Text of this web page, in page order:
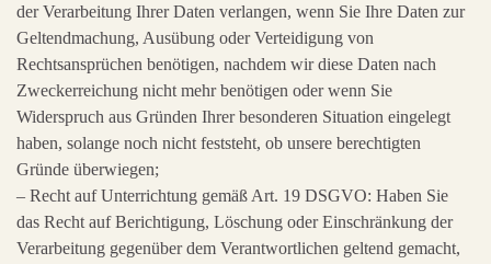
der Verarbeitung Ihrer Daten verlangen, wenn Sie Ihre Daten zur
Geltendmachung, Ausübung oder Verteidigung von
Rechtsansprüchen benötigen, nachdem wir diese Daten nach
Zweckerreichung nicht mehr benötigen oder wenn Sie
Widerspruch aus Gründen Ihrer besonderen Situation eingelegt
haben, solange noch nicht feststeht, ob unsere berechtigten
Gründe überwiegen;
– Recht auf Unterrichtung gemäß Art. 19 DSGVO: Haben Sie
das Recht auf Berichtigung, Löschung oder Einschränkung der
Verarbeitung gegenüber dem Verantwortlichen geltend gemacht,